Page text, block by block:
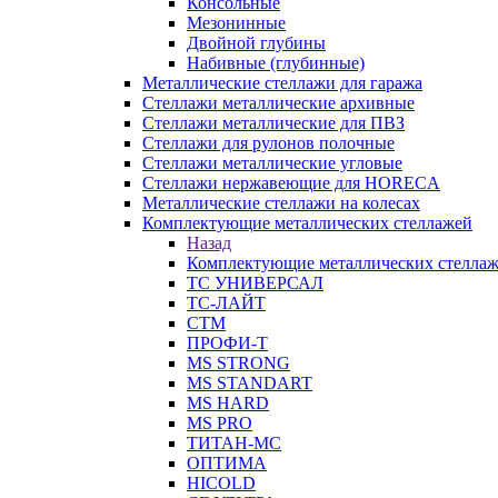
Мезонинные
Двойной глубины
Набивные (глубинные)
Металлические стеллажи для гаража
Стеллажи металлические архивные
Стеллажи металлические для ПВЗ
Стеллажи для рулонов полочные
Стеллажи металлические угловые
Стеллажи нержавеющие для HORECA
Металлические стеллажи на колесах
Комплектующие металлических стеллажей
Назад
Комплектующие металлических
ТС УНИВЕРСАЛ
ТС-ЛАЙТ
СТМ
ПРОФИ-Т
MS STRONG
MS STANDART
MS HARD
MS PRO
ТИТАН-МС
ОПТИМА
HICOLD